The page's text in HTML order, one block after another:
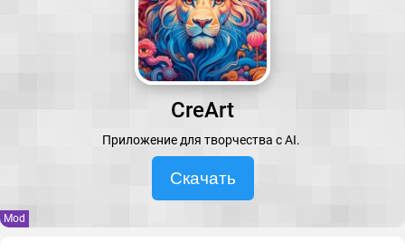
CreArt
Приложение для творчества с AI.
Скачать
Mod